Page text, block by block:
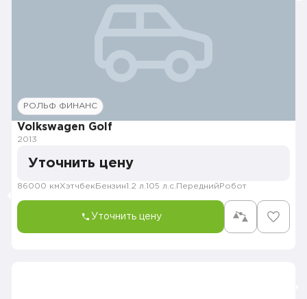
РОЛЬФ ФИНАНС
Volkswagen Golf
2013
Уточнить цену
86000 кмХэтчбекБензин1.2 л.105 л.с. Передний Робот
Уточнить цену